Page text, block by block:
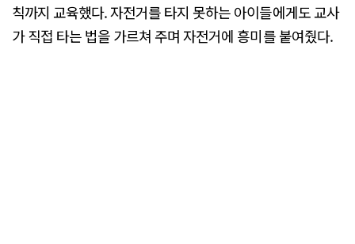
칙까지 교육했다. 자전거를 타지 못하는 아이들에게도 교사
가 직접 타는 법을 가르쳐 주며 자전거에 흥미를 붙여줬다.